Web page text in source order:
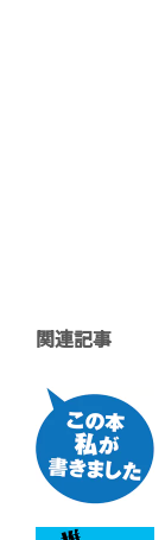
関連記事